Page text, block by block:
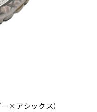
ー×アシックス）